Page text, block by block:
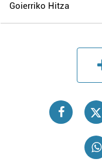
Goierriko Hitza